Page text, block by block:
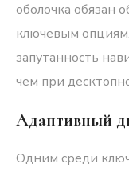
оболочка обязан
ключевым
запутанность
чем при
Адаптивный
Одним среди